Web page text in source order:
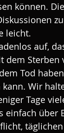
können.
leicht.
auf,
Sterben
Tod
Wir
Tage
einfach über